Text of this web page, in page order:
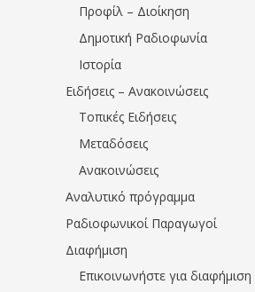
Προφίλ – Διοίκηση
Δημοτική Ραδιοφωνία
Ιστορία
Ειδήσεις – Ανακοινώσεις
Τοπικές Ειδήσεις
Μεταδόσεις
Ανακοινώσεις
Αναλυτικό πρόγραμμα
Ραδιοφωνικοί Παραγωγοί
Διαφήμιση
Επικοινωνήστε για διαφήμιση